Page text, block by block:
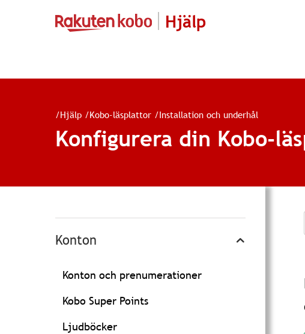
Hjälp
/Hjälp /Kobo-läsplattor /Installation och underhål
Konfigurera din Kobo-
Konton
Konton och prenumerationer
Kobo Super Points
Ljudböcker